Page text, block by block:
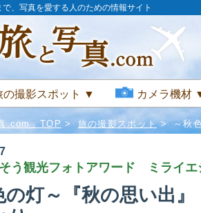
、写真を愛する人のための情報サイト
の撮影スポット ▼ カメラ機材
.com」TOP > 旅の撮影スポット> ～秋
う観光フォトアワード ミライエ
の灯～『秋の思い出